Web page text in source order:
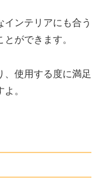
ンテリアにも合う
ができます。
、使用する度に満足
。